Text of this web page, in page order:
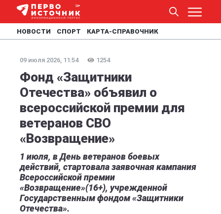
НОВОСТИ СПОРТ КАРТА-СПРАВОЧНИК
09 июля 2026, 11:54 1254
Фонд «Защитники
Отечества» объявил о
всероссийской премии для
ветеранов СВО
«Возвращение»
1 июля, в День ветеранов боевых
действий, стартовала заявочная кампания
Всероссийской премии
«Возвращение»(16+), учрежденной
Государственным фондом «Защитники
Отечества».